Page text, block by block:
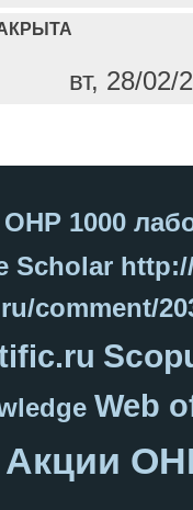
вт, 28/02/
ОНР 1000
Scholar
comment/
Web
Акции